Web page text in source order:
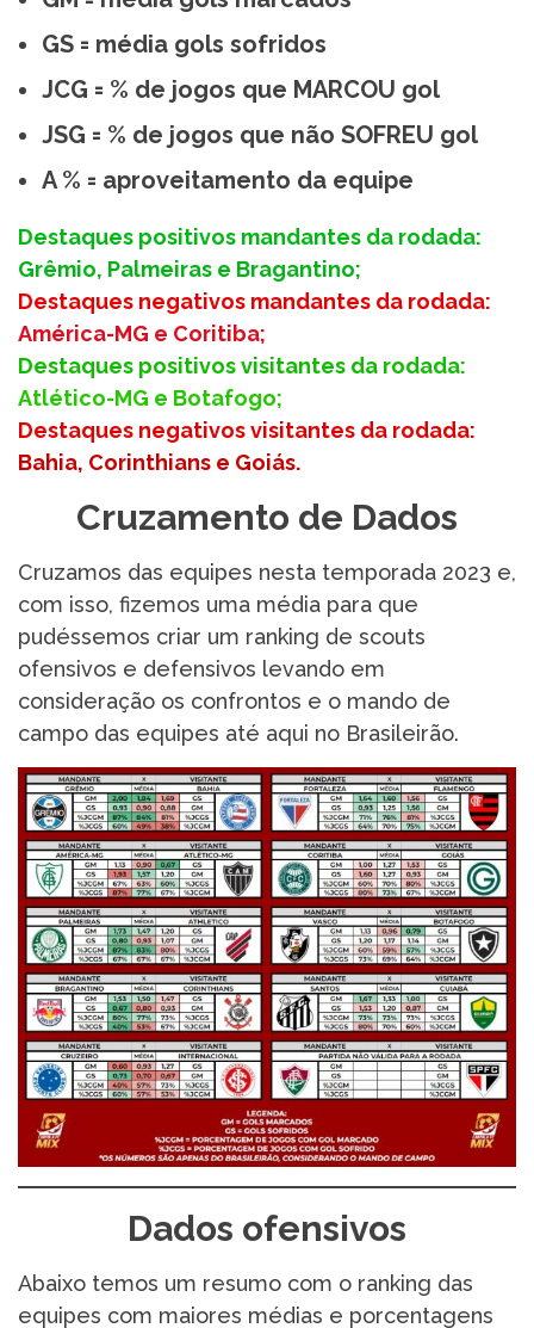
GS = média gols sofridos
JCG = % de jogos que MARCOU gol
JSG = % de jogos que não SOFREU gol
A % = aproveitamento da equipe
Destaques positivos mandantes da rodada:
Grêmio, Palmeiras e Bragantino;
Destaques negativos mandantes da rodada:
América-MG e Coritiba;
Destaques positivos visitantes da rodada:
Atlético-MG e Botafogo;
Destaques negativos visitantes da rodada:
Bahia, Corinthians e Goiás.
Cruzamento de Dados
Cruzamos das equipes nesta temporada 2023 e,
com isso, fizemos uma média para que
pudéssemos criar um ranking de scouts
ofensivos e defensivos levando em
consideração os confrontos e o mando de
campo das equipes até aqui no Brasileirão.
Dados ofensivos
Abaixo temos um resumo com o ranking das
equipes com maiores médias e porcentagens